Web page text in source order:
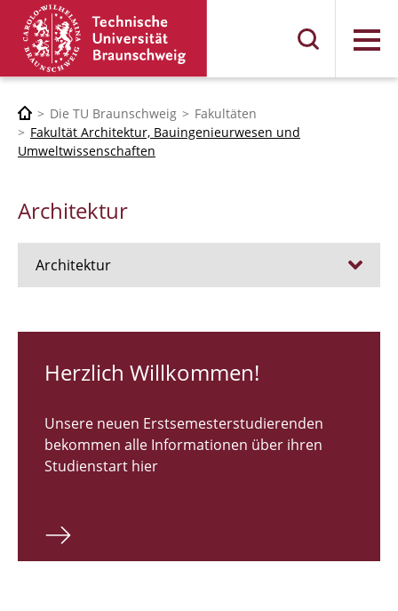
Menü
Die TU Braunschweig
Fakultäten
Fakultät Architektur, Bauingenieurwesen und
Umweltwissenschaften
Architektur
Architektur
RUNDGANG 26
Bachelor Architektur
Master Architektur
Qualifikationsprofil
Herzlich Willkommen!
Unsere neuen Erstsemesterstudierenden
bekommen alle Informationen über ihren
Studienstart hier